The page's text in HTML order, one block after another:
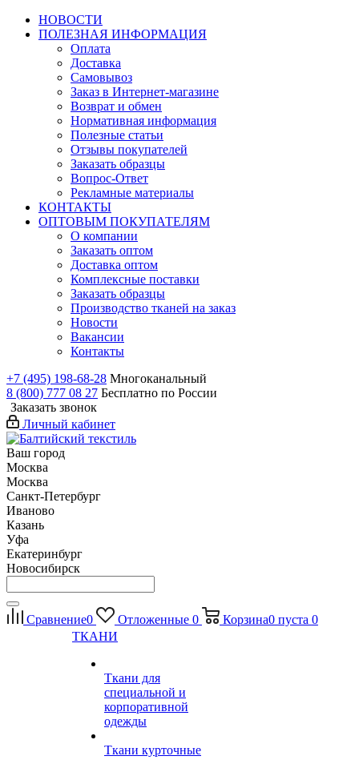
НОВОСТИ
ПОЛЕЗНАЯ ИНФОРМАЦИЯ
Оплата
Доставка
Самовывоз
Заказ в Интернет-магазине
Возврат и обмен
Нормативная информация
Полезные статьи
Отзывы покупателей
Заказать образцы
Вопрос-Ответ
Рекламные материалы
КОНТАКТЫ
ОПТОВЫМ ПОКУПАТЕЛЯМ
О компании
Заказать оптом
Доставка оптом
Комплексные поставки
Заказать образцы
Производство тканей на заказ
Новости
Вакансии
Контакты
+7 (495) 198-68-28 Многоканальный
8 (800) 777 08 27 Бесплатно по России
Заказать звонок
Личный кабинет
Ваш город
Москва
Москва
Санкт-Петербург
Иваново
Казань
Уфа
Екатеринбург
Новосибирск
Сравнение0 Отложенные 0 Корзина0 пуста 0
ТКАНИ
Ткани для
специальной и
корпоративной
одежды
Ткани курточные